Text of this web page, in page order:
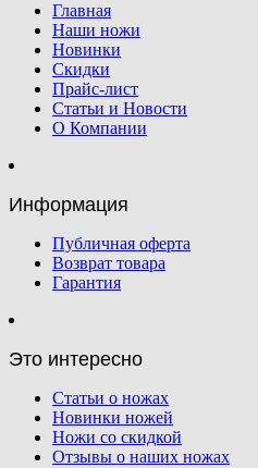
Главная
Наши ножи
Новинки
Скидки
Прайс-лист
Статьи и Новости
О Компании
Информация
Публичная оферта
Возврат товара
Гарантия
Это интересно
Статьи о ножах
Новинки ножей
Ножи со скидкой
Отзывы о наших ножах